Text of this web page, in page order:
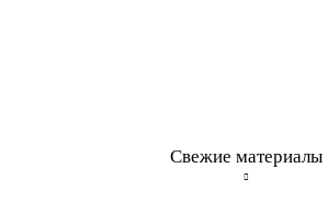
Свежие материалы